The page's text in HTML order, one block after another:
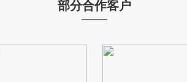
部分合作客户